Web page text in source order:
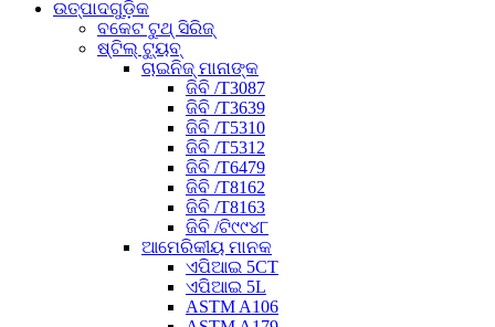
ଉତ୍ପାଦଗୁଡ଼ିକ
ବକେଟ ଟୁଥ୍ ସିରିଜ୍
ଷ୍ଟିଲ୍ ଟ୍ୟୁବ୍
ଚାଇନିଜ୍ ମାନାଙ୍କ
ଜିବି /T3087
ଜିବି /T3639
ଜିବି /T5310
ଜିବି /T5312
ଜିବି /T6479
ଜିବି /T8162
ଜିବି /T8163
ଜିବି /ଟି୯୯୪୮
ଆମେରିକୀୟ ମାନକ
ଏପିଆଇ 5CT
ଏପିଆଇ 5L
ASTM A106